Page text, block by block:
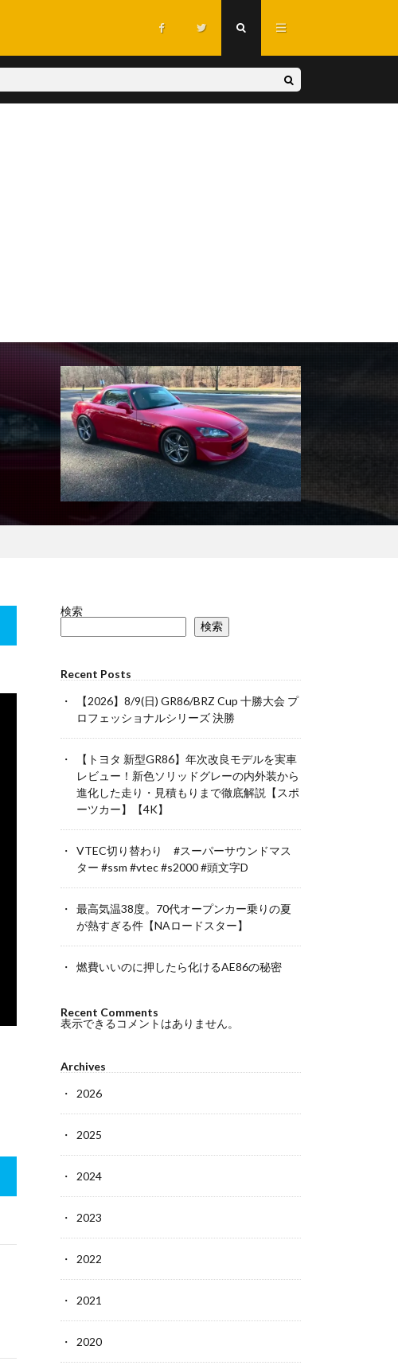
検索
検索
Recent Posts
【2026】8/9(日) GR86/BRZ Cup 十勝大会 プ
ロフェッショナルシリーズ 決勝
【トヨタ 新型GR86】年次改良モデルを実車
レビュー！新色ソリッドグレーの内外装から
進化した走り・見積もりまで徹底解説【スポ
ーツカー】【4K】
VTEC切り替わり #スーパーサウンドマス
ター #ssm #vtec #s2000 #頭文字D
最高気温38度。70代オープンカー乗りの夏
が熱すぎる件【NAロードスター】
燃費いいのに押したら化けるAE86の秘密
Recent Comments
表示できるコメントはありません。
Archives
2026
2025
2024
2023
2022
2021
2020